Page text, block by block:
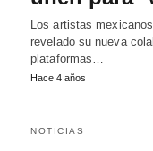
Los artistas
revelado su nueva
plataformas…
Hace 4 años
NOTICIAS